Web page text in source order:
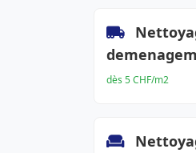
dès 5 CHF/m2